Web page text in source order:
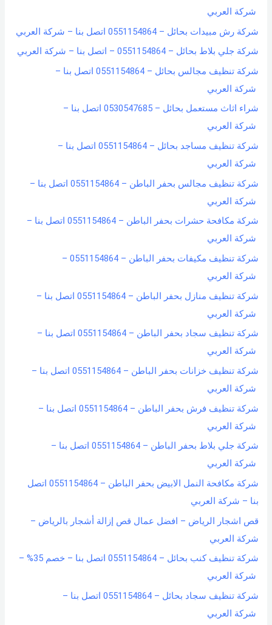
شركة العربي
شركة رش مبيدات بحائل – 0551154864 اتصل بنا – شركة العربي
شركة جلي بلاط بحائل – 0551154864 – اتصل بنا – شركة العربي
شركة تنظيف مجالس بحائل – 0551154864 اتصل بنا –
شركة العربي
شراء اثاث مستعمل بحائل – 0530547685 اتصل بنا –
شركة العربي
شركة تنظيف مساجد بحائل – 0551154864 اتصل بنا –
شركة العربي
شركة تنظيف مجالس بحفر الباطن – 0551154864 اتصل بنا –
شركة العربي
شركة مكافحة حشرات بحفر الباطن – 0551154864 اتصل بنا –
شركة العربي
شركة تنظيف مكيفات بحفر الباطن – 0551154864 –
شركة العربي
شركة تنظيف منازل بحفر الباطن – 0551154864 اتصل بنا –
شركة العربي
شركة تنظيف سجاد بحفر الباطن – 0551154864 اتصل بنا –
شركة العربي
شركة تنظيف خزانات بحفر الباطن – 0551154864 اتصل بنا –
شركة العربي
شركة تنظيف فرش بحفر الباطن – 0551154864 اتصل بنا –
شركة العربي
شركة جلي بلاط بحفر الباطن – 0551154864 اتصل بنا –
شركة العربي
شركة مكافحة النمل الابيض بحفر الباطن – 0551154864 اتصل
بنا – شركة العربي
قص اشجار الرياض – افضل عمال قص إزالة أشجار بالرياض –
شركة العربي
شركة تنظيف كنب بحائل – 0551154864 اتصل بنا – خصم 35% –
شركة العربي
شركة تنظيف سجاد بحائل – 0551154864 اتصل بنا –
شركة العربي